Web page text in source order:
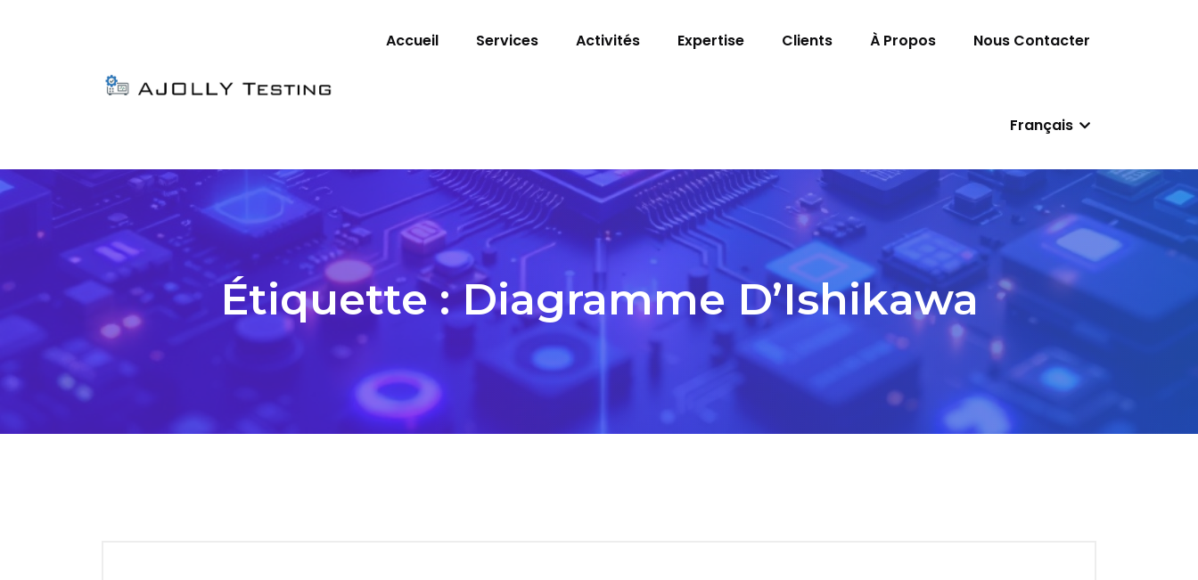
Accueil Services Activités Expertise Clients À Propos Nous Contacter
Français
Étiquette :Diagramme D’Ishikawa